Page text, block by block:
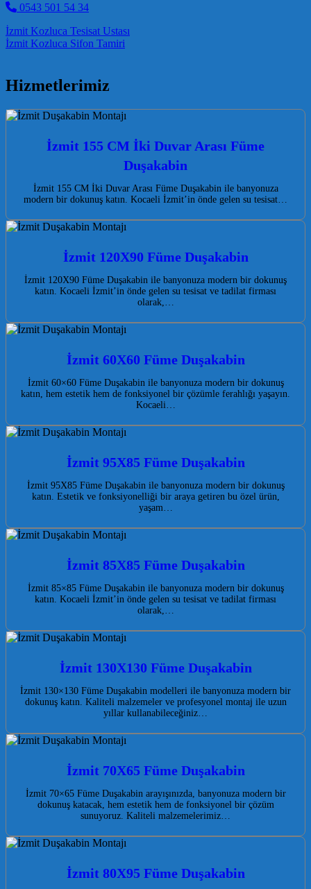
0543 501 54 34
Post navigation
İzmit Kozluca Tesisat Ustası
İzmit Kozluca Sifon Tamiri
Hizmetlerimiz
İzmit 155 CM İki Duvar Arası Füme
Duşakabin
İzmit 155 CM İki Duvar Arası Füme Duşakabin ile banyonuza
modern bir dokunuş katın. Kocaeli İzmit’in önde gelen su tesisat…
İzmit 120X90 Füme Duşakabin
İzmit 120X90 Füme Duşakabin ile banyonuza modern bir dokunuş
katın. Kocaeli İzmit’in önde gelen su tesisat ve tadilat firması
olarak,…
İzmit 60X60 Füme Duşakabin
İzmit 60×60 Füme Duşakabin ile banyonuza modern bir dokunuş
katın, hem estetik hem de fonksiyonel bir çözümle ferahlığı yaşayın.
Kocaeli…
İzmit 95X85 Füme Duşakabin
İzmit 95X85 Füme Duşakabin ile banyonuza modern bir dokunuş
katın. Estetik ve fonksiyonelliği bir araya getiren bu özel ürün,
yaşam…
İzmit 85X85 Füme Duşakabin
İzmit 85×85 Füme Duşakabin ile banyonuza modern bir dokunuş
katın. Kocaeli İzmit’in önde gelen su tesisat ve tadilat firması
olarak,…
İzmit 130X130 Füme Duşakabin
İzmit 130×130 Füme Duşakabin modelleri ile banyonuza modern bir
dokunuş katın. Kaliteli malzemeler ve profesyonel montaj ile uzun
yıllar kullanabileceğiniz…
İzmit 70X65 Füme Duşakabin
İzmit 70×65 Füme Duşakabin arayışınızda, banyonuza modern bir
dokunuş katacak, hem estetik hem de fonksiyonel bir çözüm
sunuyoruz. Kaliteli malzemelerimiz…
İzmit 80X95 Füme Duşakabin